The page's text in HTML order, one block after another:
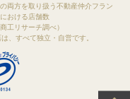
両方を取り扱う不動産仲介フラン
おける店舗数
工リサーチ調べ）
、すべて独立・自営です。